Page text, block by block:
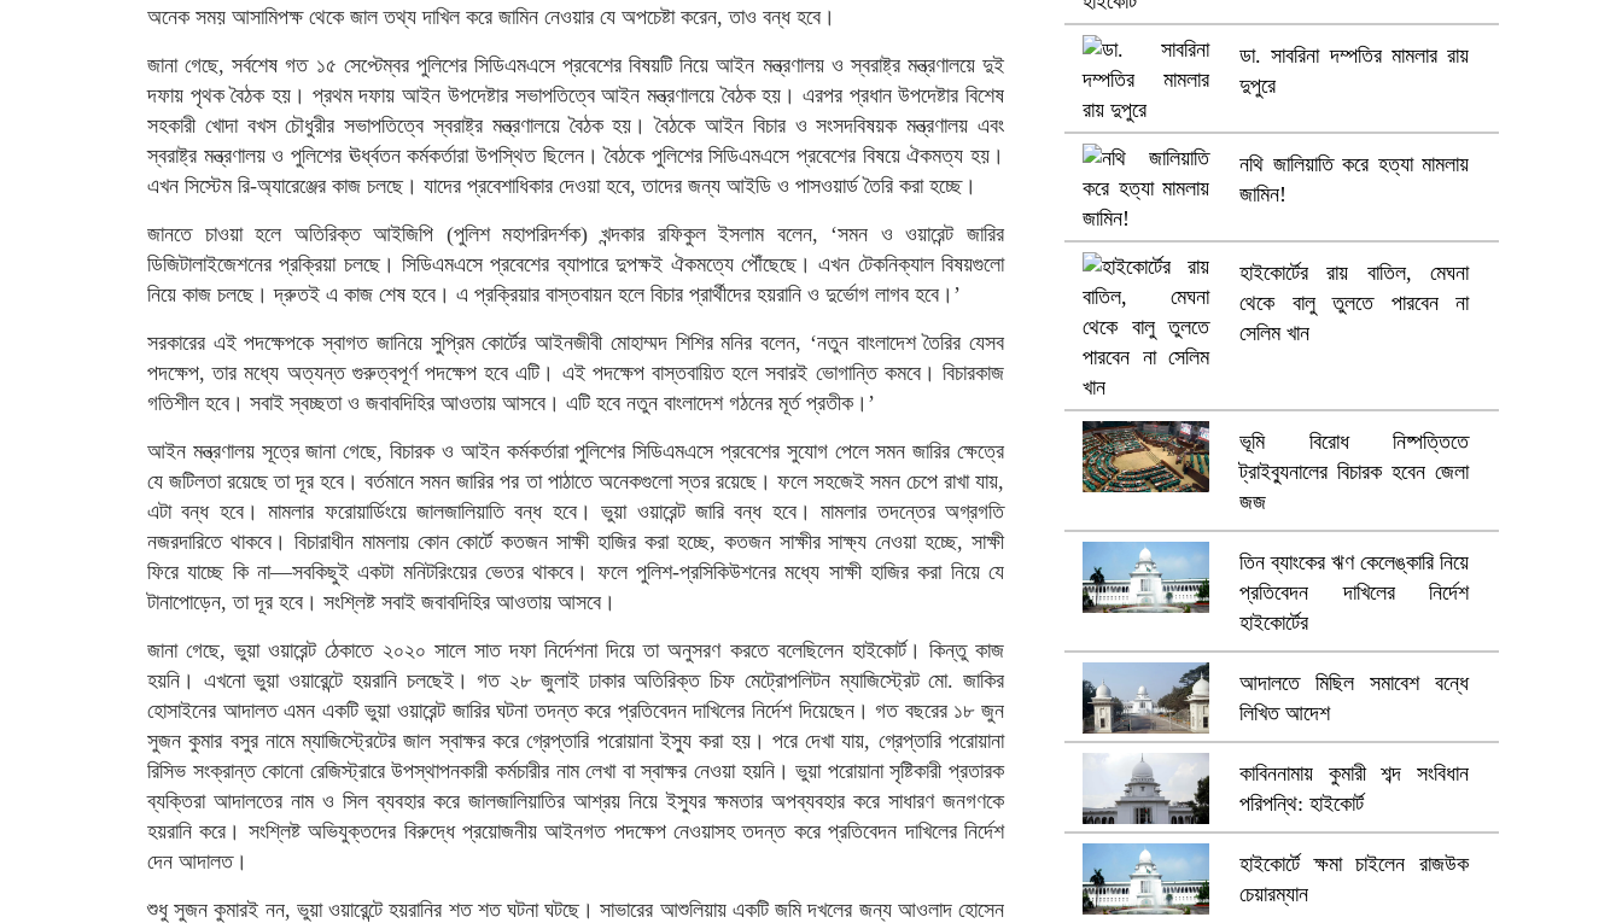
অনেক সময় আসামিপক্ষ থেকে জাল তথ্য দাখিল করে জামিন নেওয়ার যে অপচেষ্টা করেন, তাও বন্ধ হবে।
জানা গেছে, সর্বশেষ গত ১৫ সেপ্টেম্বর পুলিশের সিডিএমএসে প্রবেশের বিষয়টি নিয়ে আইন মন্ত্রণালয় ও স্বরাষ্ট্র মন্ত্রণালয়ে দুই
দফায় পৃথক বৈঠক হয়। প্রথম দফায় আইন উপদেষ্টার সভাপতিত্বে আইন মন্ত্রণালয়ে বৈঠক হয়। এরপর প্রধান উপদেষ্টার বিশেষ
সহকারী খোদা বখস চৌধুরীর সভাপতিত্বে স্বরাষ্ট্র মন্ত্রণালয়ে বৈঠক হয়। বৈঠকে আইন বিচার ও সংসদবিষয়ক মন্ত্রণালয় এবং
স্বরাষ্ট্র মন্ত্রণালয় ও পুলিশের ঊর্ধ্বতন কর্মকর্তারা উপস্থিত ছিলেন। বৈঠকে পুলিশের সিডিএমএসে প্রবেশের বিষয়ে ঐকমত্য হয়।
এখন সিস্টেম রি-অ্যারেঞ্জের কাজ চলছে। যাদের প্রবেশাধিকার দেওয়া হবে, তাদের জন্য আইডি ও পাসওয়ার্ড তৈরি করা হচ্ছে।
জানতে চাওয়া হলে অতিরিক্ত আইজিপি (পুলিশ মহাপরিদর্শক) খন্দকার রফিকুল ইসলাম বলেন, ‘সমন ও ওয়ারেন্ট জারির
ডিজিটালাইজেশনের প্রক্রিয়া চলছে। সিডিএমএসে প্রবেশের ব্যাপারে দুপক্ষই ঐকমত্যে পৌঁছেছে। এখন টেকনিক্যাল বিষয়গুলো
নিয়ে কাজ চলছে। দ্রুতই এ কাজ শেষ হবে। এ প্রক্রিয়ার বাস্তবায়ন হলে বিচার প্রার্থীদের হয়রানি ও দুর্ভোগ লাগব হবে।’
সরকারের এই পদক্ষেপকে স্বাগত জানিয়ে সুপ্রিম কোর্টের আইনজীবী মোহাম্মদ শিশির মনির বলেন, ‘নতুন বাংলাদেশ তৈরির যেসব
পদক্ষেপ, তার মধ্যে অত্যন্ত গুরুত্বপূর্ণ পদক্ষেপ হবে এটি। এই পদক্ষেপ বাস্তবায়িত হলে সবারই ভোগান্তি কমবে। বিচারকাজ
গতিশীল হবে। সবাই স্বচ্ছতা ও জবাবদিহির আওতায় আসবে। এটি হবে নতুন বাংলাদেশ গঠনের মূর্ত প্রতীক।’
আইন মন্ত্রণালয় সূত্রে জানা গেছে, বিচারক ও আইন কর্মকর্তারা পুলিশের সিডিএমএসে প্রবেশের সুযোগ পেলে সমন জারির ক্ষেত্রে
যে জটিলতা রয়েছে তা দূর হবে। বর্তমানে সমন জারির পর তা পাঠাতে অনেকগুলো স্তর রয়েছে। ফলে সহজেই সমন চেপে রাখা যায়,
এটা বন্ধ হবে। মামলার ফরোয়ার্ডিংয়ে জালজালিয়াতি বন্ধ হবে। ভুয়া ওয়ারেন্ট জারি বন্ধ হবে। মামলার তদন্তের অগ্রগতি
নজরদারিতে থাকবে। বিচারাধীন মামলায় কোন কোর্টে কতজন সাক্ষী হাজির করা হচ্ছে, কতজন সাক্ষীর সাক্ষ্য নেওয়া হচ্ছে, সাক্ষী
ফিরে যাচ্ছে কি না—সবকিছুই একটা মনিটরিংয়ের ভেতর থাকবে। ফলে পুলিশ-প্রসিকিউশনের মধ্যে সাক্ষী হাজির করা নিয়ে যে
টানাপোড়েন, তা দূর হবে। সংশ্লিষ্ট সবাই জবাবদিহির আওতায় আসবে।
জানা গেছে, ভুয়া ওয়ারেন্ট ঠেকাতে ২০২০ সালে সাত দফা নির্দেশনা দিয়ে তা অনুসরণ করতে বলেছিলেন হাইকোর্ট। কিন্তু কাজ
হয়নি। এখনো ভুয়া ওয়ারেন্টে হয়রানি চলছেই। গত ২৮ জুলাই ঢাকার অতিরিক্ত চিফ মেট্রোপলিটন ম্যাজিস্ট্রেট মো. জাকির
হোসাইনের আদালত এমন একটি ভুয়া ওয়ারেন্ট জারির ঘটনা তদন্ত করে প্রতিবেদন দাখিলের নির্দেশ দিয়েছেন। গত বছরের ১৮ জুন
সুজন কুমার বসুর নামে ম্যাজিস্ট্রেটের জাল স্বাক্ষর করে গ্রেপ্তারি পরোয়ানা ইস্যু করা হয়। পরে দেখা যায়, গ্রেপ্তারি পরোয়ানা
রিসিভ সংক্রান্ত কোনো রেজিস্ট্রারে উপস্থাপনকারী কর্মচারীর নাম লেখা বা স্বাক্ষর নেওয়া হয়নি। ভুয়া পরোয়ানা সৃষ্টিকারী প্রতারক
ব্যক্তিরা আদালতের নাম ও সিল ব্যবহার করে জালজালিয়াতির আশ্রয় নিয়ে ইস্যুর ক্ষমতার অপব্যবহার করে সাধারণ জনগণকে
হয়রানি করে। সংশ্লিষ্ট অভিযুক্তদের বিরুদ্ধে প্রয়োজনীয় আইনগত পদক্ষেপ নেওয়াসহ তদন্ত করে প্রতিবেদন দাখিলের নির্দেশ
দেন আদালত।
শুধু সুজন কুমারই নন, ভুয়া ওয়ারেন্টে হয়রানির শত শত ঘটনা ঘটছে। সাভারের আশুলিয়ায় একটি জমি দখলের জন্য আওলাদ হোসেন
হলিউডে নতুন প্রেমের গুঞ্জন
ডা. সাবরিনা দম্পতির মামলার রায়
দুপুরে
নথি জালিয়াতি করে হত্যা মামলায়
জামিন!
হাইকোর্টের রায় বাতিল, মেঘনা
থেকে বালু তুলতে পারবেন না
সেলিম খান
ভূমি বিরোধ নিষ্পত্তিতে
ট্রাইব্যুনালের বিচারক হবেন জেলা
জজ
তিন ব্যাংকের ঋণ কেলেঙ্কারি নিয়ে
প্রতিবেদন দাখিলের নির্দেশ
হাইকোর্টের
আদালতে মিছিল সমাবেশ বন্ধে
লিখিত আদেশ
কাবিননামায় কুমারী শব্দ সংবিধান
পরিপন্থি: হাইকোর্ট
হাইকোর্টে ক্ষমা চাইলেন রাজউক
চেয়ারম্যান